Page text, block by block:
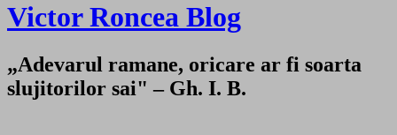
Victor Roncea Blog
„Adevarul ramane, oricare ar fi soarta
slujitorilor sai" – Gh. I. B.